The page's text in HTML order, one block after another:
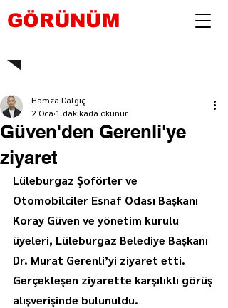
GÖRÜNÜM
Güven'den Gerenli'ye
ziyaret
Hamza Dalgıç
2 Oca 1 dakikada okunur
Lüleburgaz Şoförler ve
Otomobilciler Esnaf Odası Başkanı
Koray Güven ve yönetim kurulu
üyeleri, Lüleburgaz Belediye Başkanı
Dr. Murat Gerenli’yi ziyaret etti.
Gerçekleşen ziyarette karşılıklı görüş
alışverişinde bulunuldu.